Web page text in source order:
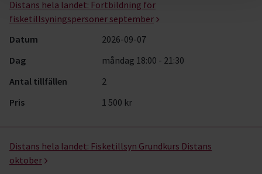
Distans hela landet: Fortbildning för
fisketillsyningspersoner september
Datum
2026-09-07
Dag
måndag 18:00 - 21:30
Antal tillfällen
2
Pris
1 500 kr
Distans hela landet: Fisketillsyn Grundkurs Distans
oktober